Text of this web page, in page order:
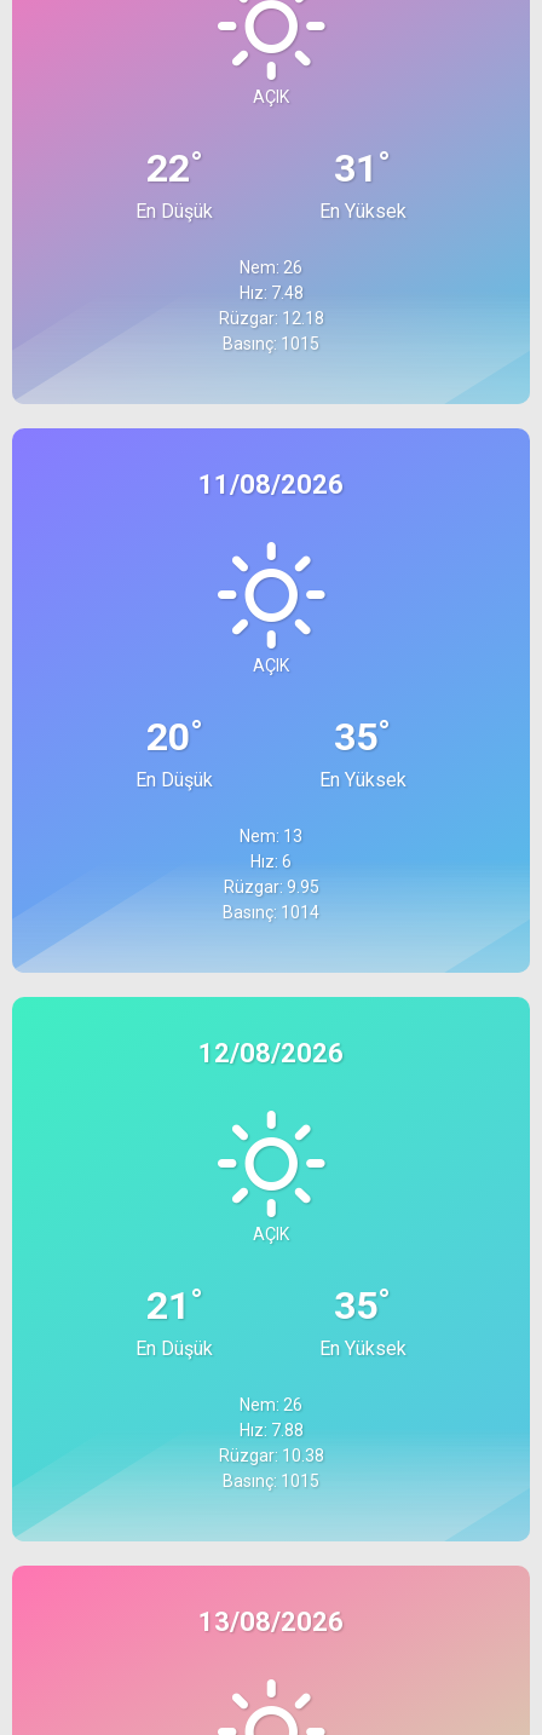
AÇIK
22°
En Düşük
31 °
En Yüksek
Nem: 26
Hız: 7.48
Rüzgar: 12.18
Basınç: 1015
11/08/2026
AÇIK
20°
En Düşük
35°
En Yüksek
Nem: 13
Hız: 6
Rüzgar: 9.95
Basınç: 1014
12/08/2026
AÇIK
21°
En Düşük
35°
En Yüksek
Nem: 26
Hız: 7.88
Rüzgar: 10.38
Basınç: 1015
13/08/2026